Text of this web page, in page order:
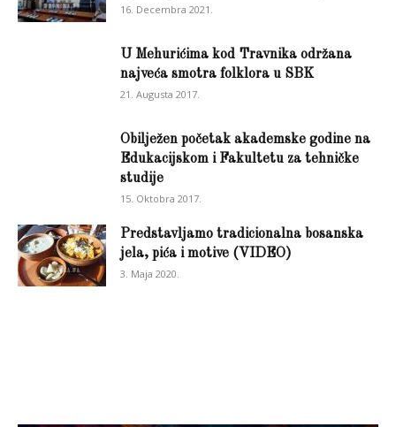
16. Decembra 2021.
U Mehurićima kod Travnika održana
najveća smotra folklora u SBK
21. Augusta 2017.
Obilježen početak akademske godine na
Edukacijskom i Fakultetu za tehničke
studije
15. Oktobra 2017.
Predstavljamo tradicionalna bosanska
jela, pića i motive (VIDEO)
3. Maja 2020.